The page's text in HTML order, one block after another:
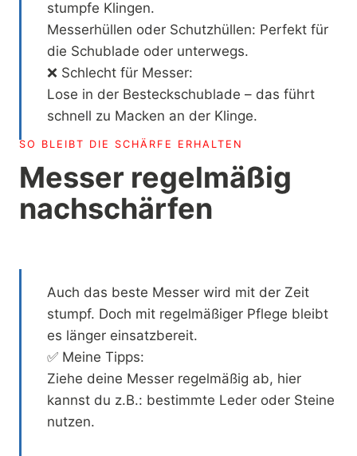
stumpfe Klingen.
Messerhüllen oder Schutzhüllen: Perfekt für
die Schublade oder unterwegs.
❌ Schlecht für Messer:
Lose in der Besteckschublade – das führt
schnell zu Macken an der Klinge.
SO BLEIBT DIE SCHÄRFE ERHALTEN
Messer regelmäßig
nachschärfen
Auch das beste Messer wird mit der Zeit
stumpf. Doch mit regelmäßiger Pflege bleibt
es länger einsatzbereit.
✅ Meine Tipps:
Ziehe deine Messer regelmäßig ab, hier
kannst du z.B.: bestimmte Leder oder Steine
nutzen.